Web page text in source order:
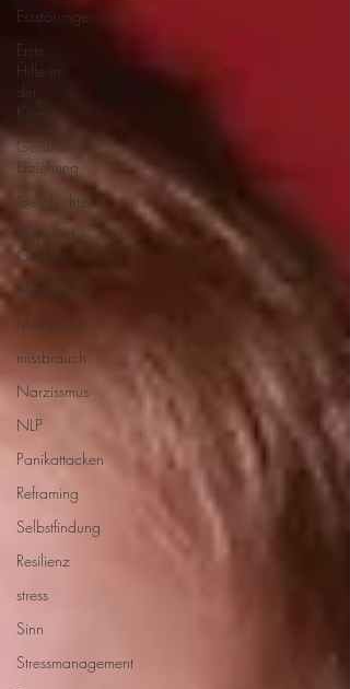
Essstörungen
Erste
Hilfe in
der
Krise
Gesunde
Erziehung
Geschichten
körperliche
Gewalt
Metaphern
Metaphern
missbrauch
Narzissmus
NLP
Panikattacken
Reframing
Selbstfindung
Resilienz
stress
Sinn
Stressmanagement